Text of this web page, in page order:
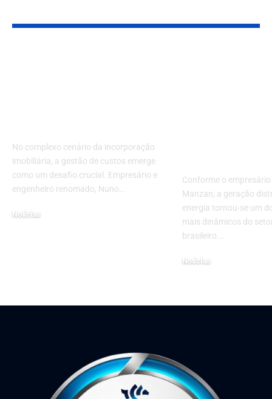
No complexo cenário da incorporação
imobiliária, a gestão de custos emerge
como um desafio crucial. Empresário e
engenheiro renomado, Nuno…
Notícias
Conforme o
Manzan, a geração
energia tornou-se um
mais dinâmicos do
brasileiro.…
Notícias